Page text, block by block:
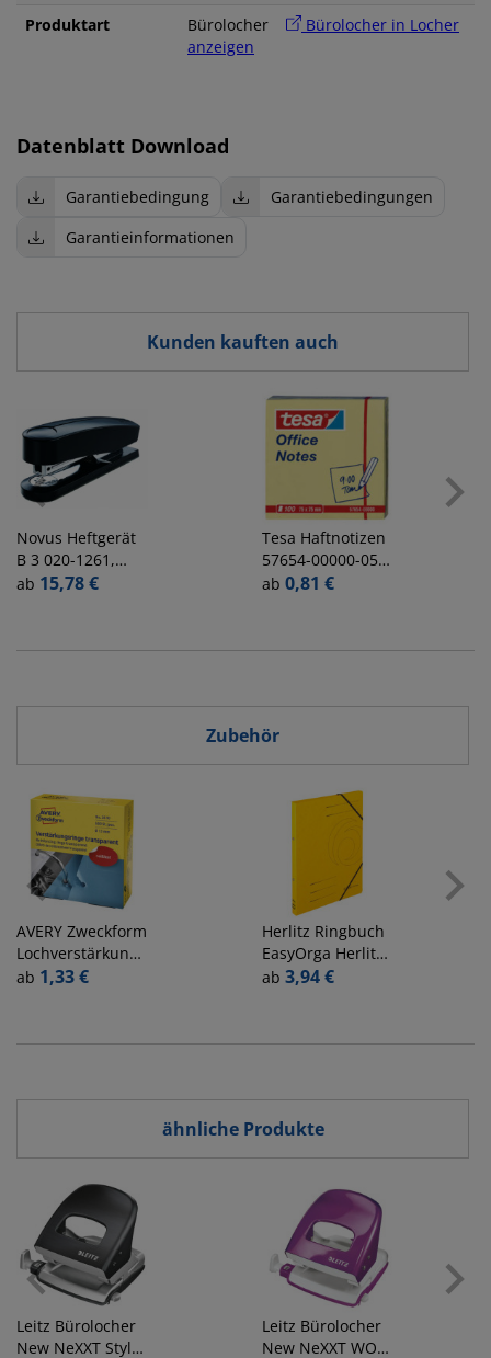
Produktart Bürolocher
Bürolocher in Locher
anzeigen
Datenblatt Download
Garantiebedingung
Garantiebedingungen
Garantieinformationen
Kunden kauften auch
Novus Heftgerät
B 3 020-1261,
schwarz, 30 Blatt
ab 15,78 €
Tesa Haftnotizen
57654-00000-05,
Office Notes,
ab 0,81 €
Zubehör
AVERY Zweckform
Lochverstärkungsringe
selbstklebend
ab 1,33 €
Herlitz Ringbuch
EasyOrga Herlitz
Logo 11255486,
gelb
ab 3,94 €
ähnliche Produkte
Leitz Bürolocher
New NeXXT Style
Leitz Bürolocher
New NeXXT WOW